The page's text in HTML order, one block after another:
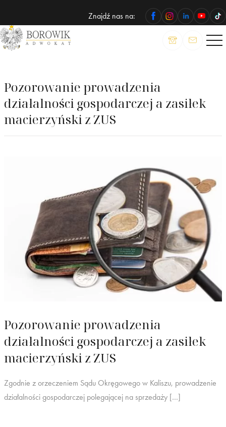
Znajdź nas na:
ADWOKAT
Wojciech
Pozorowanie prowadzenia
działalności gospodarczej a zasiłek
macierzyński z ZUS
Pozorowanie prowadzenia
działalności gospodarczej a zasiłek
macierzyński z ZUS
Zgodnie z orzeczeniem Sądu Okręgowego w Kaliszu, prowadzenie
działalności gospodarczej polegającej na sprzedaży […]